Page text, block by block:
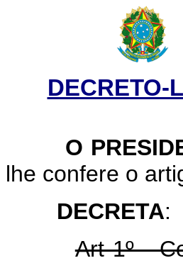
DECRETO-
O
lhe confere o
DECRETA:
Art 1º -